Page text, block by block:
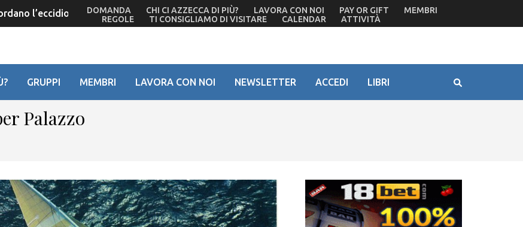
l’eccidio del ’44 – Ma De Bortoli non c’è più
DOMANDA CHI CI AZZECCA DI PIÙ? LAVORA CON NOI PAY OR GIFT
MEMBRI
REGOLE
TI CONSIGLIAMO DI VISITARE CALENDAR ATTIVITÀ
GRUPPI MEMBRI LAVORA CON NOI NEWSLETTER ACCEDI LIBRI
Palazzo